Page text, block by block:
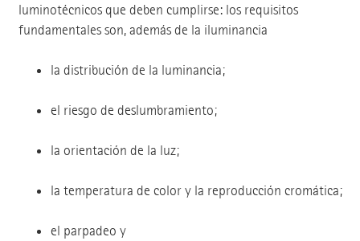
luminotécnicos que deben cumplirse: los requisitos
fundamentales son, además de la iluminancia
la distribución de la luminancia;
el riesgo de deslumbramiento;
la orientación de la luz;
la temperatura de color y la reproducción cromática;
el parpadeo y